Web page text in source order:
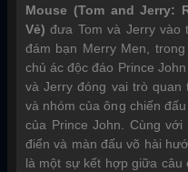
Mouse (Tom and Jerry:
Vẻ) đưa Tom và Jerry vào
đám bạn Merry Men,
chủ ác độc đáo Prince
và Jerry đóng vai trò quan
và nhóm của ông chiến
của Prince John. Cùng
điển và màn đấu võ hài
là một sự kết hợp giữa câu